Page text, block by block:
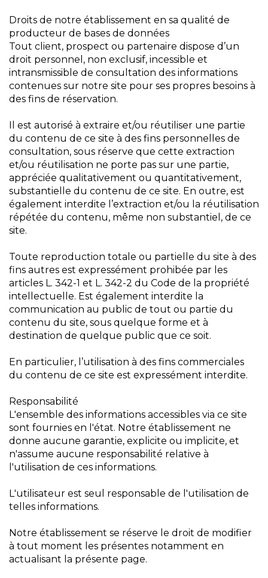
Droits de notre établissement en sa qualité de
producteur de bases de données
Tout client, prospect ou partenaire dispose d’un
droit personnel, non exclusif, incessible et
intransmissible de consultation des informations
contenues sur notre site pour ses propres besoins à
des fins de réservation.
Il est autorisé à extraire et/ou réutiliser une partie
du contenu de ce site à des fins personnelles de
consultation, sous réserve que cette extraction
et/ou réutilisation ne porte pas sur une partie,
appréciée qualitativement ou quantitativement,
substantielle du contenu de ce site. En outre, est
également interdite l’extraction et/ou la réutilisation
répétée du contenu, même non substantiel, de ce
site.
Toute reproduction totale ou partielle du site à des
fins autres est expressément prohibée par les
articles L. 342-1 et L. 342-2 du Code de la propriété
intellectuelle. Est également interdite la
communication au public de tout ou partie du
contenu du site, sous quelque forme et à
destination de quelque public que ce soit.
En particulier, l’utilisation à des fins commerciales
du contenu de ce site est expressément interdite.
Responsabilité
L'ensemble des informations accessibles via ce site
sont fournies en l'état. Notre établissement ne
donne aucune garantie, explicite ou implicite, et
n'assume aucune responsabilité relative à
l'utilisation de ces informations.
L'utilisateur est seul responsable de l'utilisation de
telles informations.
Notre établissement se réserve le droit de modifier
à tout moment les présentes notamment en
actualisant la présente page.